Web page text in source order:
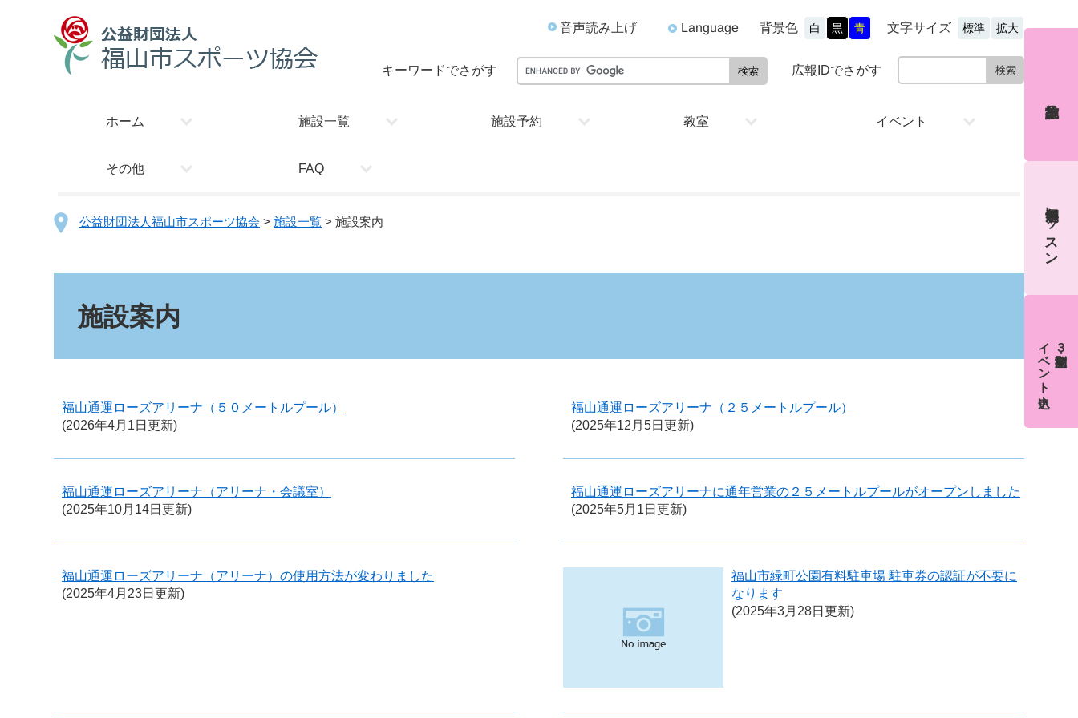
通年制レッスン
３期制教室・
イベント申込
音声読み上げ Language 背景色 白 黒 青 文字サイズ 標準 拡大
キーワードでさがす 広報IDでさがす
ホーム 施設一覧 施設予約 教室 イベント
その他 FAQ
公益財団法人福山市スポーツ協会 > 施設一覧 > 施設案内
施設案内
福山通運ローズアリーナ（５０メートルプール）
(2026年4月1日更新)
福山通運ローズアリーナ（２５メートルプール）
(2025年12月5日更新)
福山通運ローズアリーナ（アリーナ・会議室）
(2025年10月14日更新)
福山通運ローズアリーナに通年営業の２５メートルプールがオープンしました
(2025年5月1日更新)
福山通運ローズアリーナ（アリーナ）の使用方法が変わりました
(2025年4月23日更新)
福山市緑町公園有料駐車場 駐車券の認証が不要に
なります
(2025年3月28日更新)